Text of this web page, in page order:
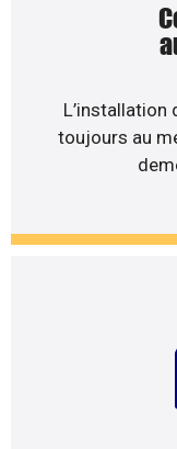
toujours au